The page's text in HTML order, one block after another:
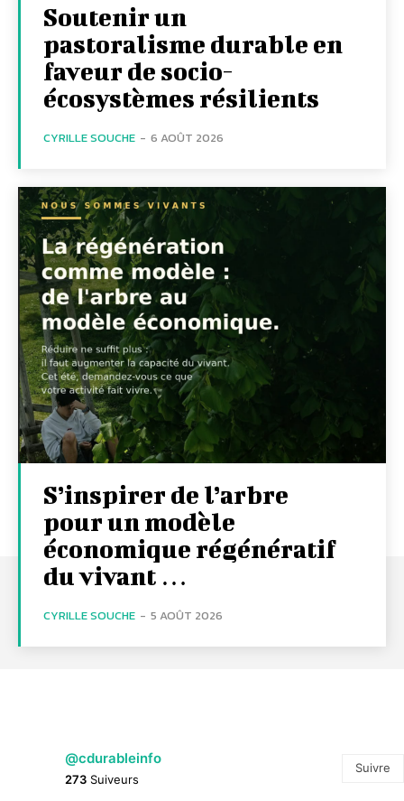
Soutenir un
pastoralisme durable en
faveur de socio-
écosystèmes résilients
CYRILLE SOUCHE - 6 AOÛT 2026
S’inspirer de l’arbre
pour un modèle
économique régénératif
du vivant …
CYRILLE SOUCHE - 5 AOÛT 2026
@cdurableinfo
273 Suiveurs
Suivre